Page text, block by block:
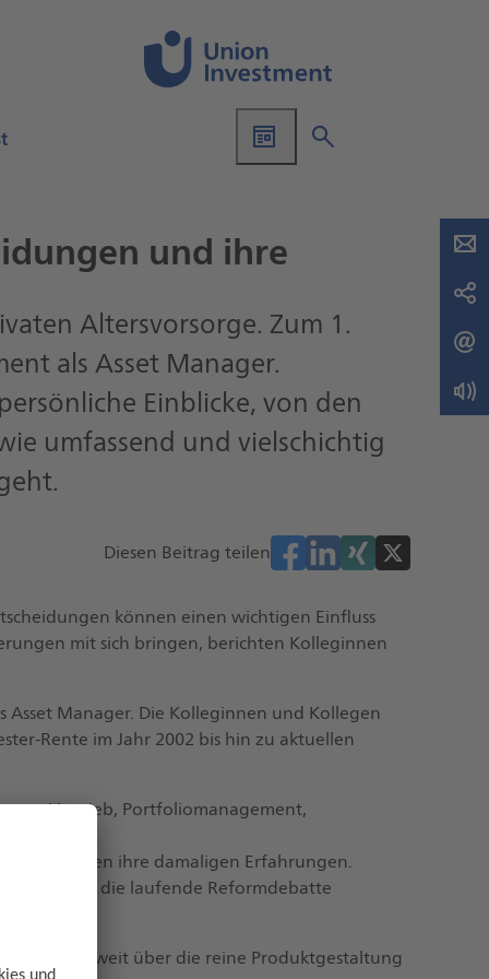
und ihre
Altersvorsorge. Zum 1.
als Asset Manager.
Einblicke, von den
umfassend und vielschichtig
Diesen Beitrag teilen
können einen wichtigen Einfluss
mit sich bringen, berichten Kolleginnen
Manager. Die Kolleginnen und Kollegen
Rente im Jahr 2002 bis hin zu aktuellen
Vertrieb, Portfoliomanagement,
und teilen ihre damaligen Erfahrungen.
in die laufende Reformdebatte
weit über die reine Produktgestaltung